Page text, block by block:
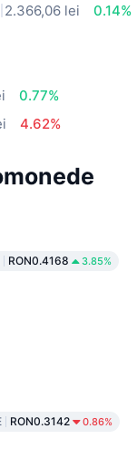
2.366,06 lei
0.14%
0.77%
4.62%
RON0.4168 3.85%
RON0.3142 0.86%